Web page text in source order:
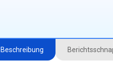
Beschreibung